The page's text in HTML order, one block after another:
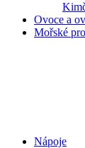
Ovoce a
Mořské
Nápoje